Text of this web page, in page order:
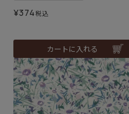
¥374税込
カートに入れる